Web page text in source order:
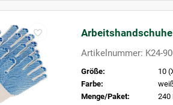
Artikelnummer: K24-
Größe:
10
Farbe:
Menge/Paket:
240